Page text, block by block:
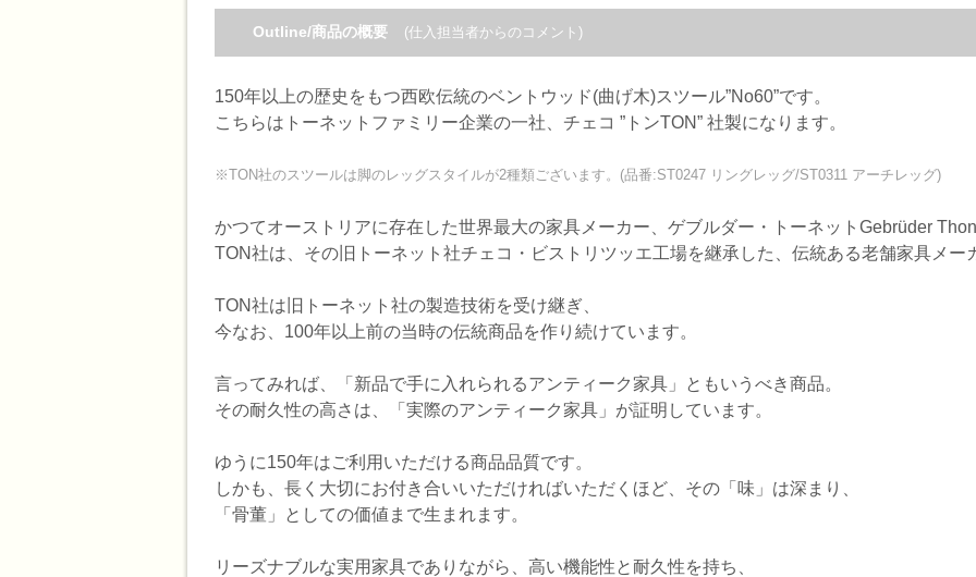
Outline/商品の概要 (仕入担当者からのコメント)
150年以上の歴史をもつ西欧伝統のベントウッド(曲げ木)スツール”No60”です。
こちらはトーネットファミリー企業の一社、チェコ ”トンTON” 社製になります。
※TON社のスツールは脚のレッグスタイルが2種類ございます。(品番:ST0247 リングレッグ/ST0311 アーチレッグ)
かつてオーストリアに存在した世界最大の家具メーカー、ゲブルダー・トーネットGebrüder
TON社は、その旧トーネット社チェコ・ビストリツッエ工場を継承した、伝統ある老舗家具メー
TON社は旧トーネット社の製造技術を受け継ぎ、
今なお、100年以上前の当時の伝統商品を作り続けています。
言ってみれば、「新品で手に入れられるアンティーク家具」ともいうべき商品。
その耐久性の高さは、「実際のアンティーク家具」が証明しています。
ゆうに150年はご利用いただける商品品質です。
しかも、長く大切にお付き合いいただければいただくほど、その「味」は深まり、
「骨董」としての価値まで生まれます。
リーズナブルな実用家具でありながら、高い機能性と耐久性を持ち、